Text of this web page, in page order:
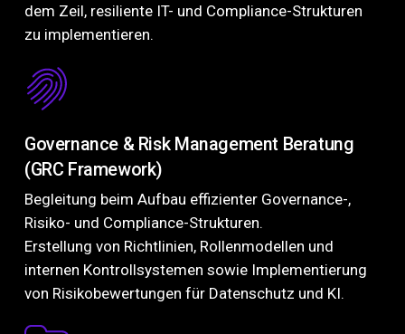
dem Zeil, resiliente IT- und Compliance-Strukturen
zu implementieren.
Governance & Risk Management Beratung
(GRC Framework)
Begleitung beim Aufbau effizienter Governance-,
Risiko- und Compliance-Strukturen.
Erstellung von Richtlinien, Rollenmodellen und
internen Kontrollsystemen sowie Implementierung
von Risikobewertungen für Datenschutz und KI.